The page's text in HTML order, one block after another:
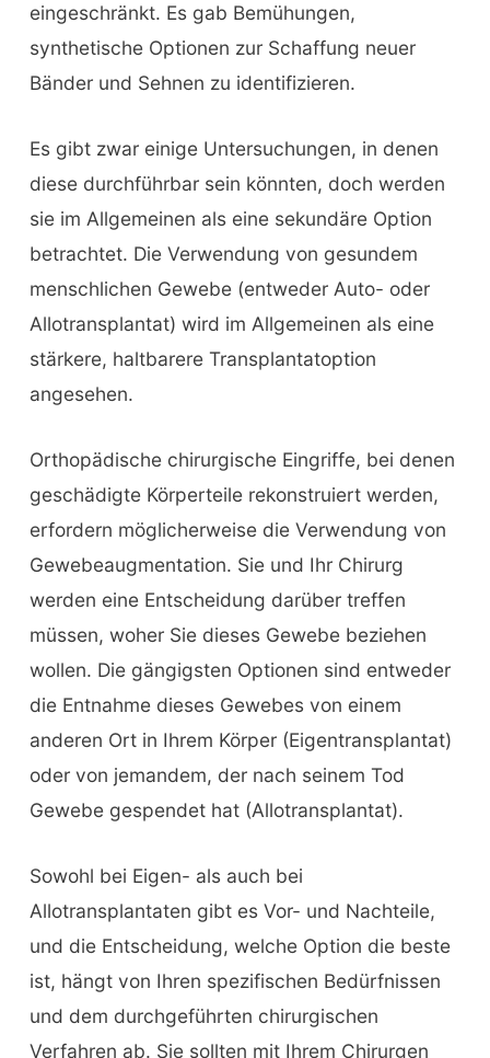
eingeschränkt. Es gab Bemühungen,
synthetische Optionen zur Schaffung neuer
Bänder und Sehnen zu identifizieren.
Es gibt zwar einige Untersuchungen, in denen
diese durchführbar sein könnten, doch werden
sie im Allgemeinen als eine sekundäre Option
betrachtet. Die Verwendung von gesundem
menschlichen Gewebe (entweder Auto- oder
Allotransplantat) wird im Allgemeinen als eine
stärkere, haltbarere Transplantatoption
angesehen.
Orthopädische chirurgische Eingriffe, bei denen
geschädigte Körperteile rekonstruiert werden,
erfordern möglicherweise die Verwendung von
Gewebeaugmentation. Sie und Ihr Chirurg
werden eine Entscheidung darüber treffen
müssen, woher Sie dieses Gewebe beziehen
wollen. Die gängigsten Optionen sind entweder
die Entnahme dieses Gewebes von einem
anderen Ort in Ihrem Körper (Eigentransplantat)
oder von jemandem, der nach seinem Tod
Gewebe gespendet hat (Allotransplantat).
Sowohl bei Eigen- als auch bei
Allotransplantaten gibt es Vor- und Nachteile,
und die Entscheidung, welche Option die beste
ist, hängt von Ihren spezifischen Bedürfnissen
und dem durchgeführten chirurgischen
Verfahren ab. Sie sollten mit Ihrem Chirurgen